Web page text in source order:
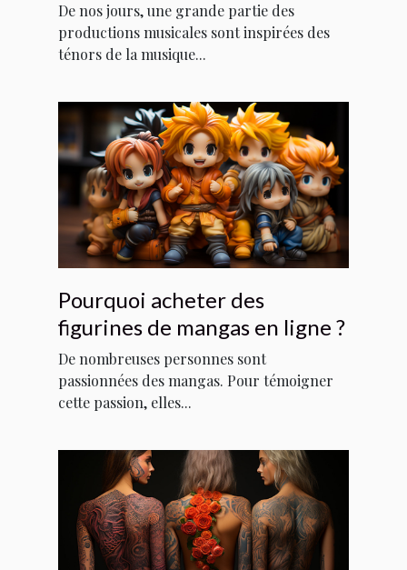
De nos jours, une grande partie des
productions musicales sont inspirées des
ténors de la musique...
Pourquoi acheter des
figurines de mangas en ligne ?
De nombreuses personnes sont
passionnées des mangas. Pour témoigner
cette passion, elles...